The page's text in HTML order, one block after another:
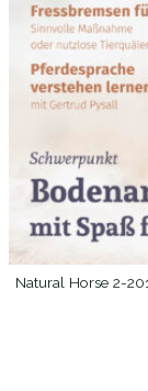
Natural Horse 2-